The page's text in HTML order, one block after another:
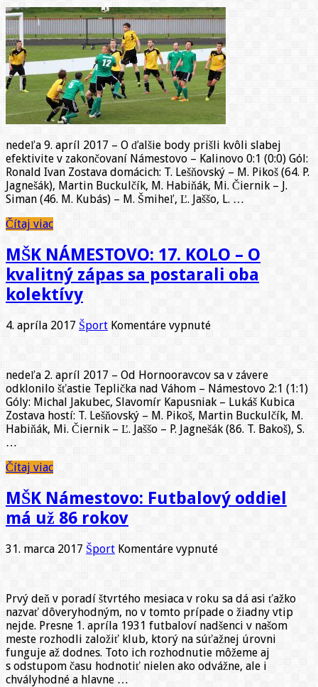
Námestovo:
kolo
–
Nečakané
domáce
zakopnutie
žlto-
čiernych
nedeľa 9. apríl 2017 – O ďalšie body prišli kvôli slabej
efektivite v zakončovaní Námestovo – Kalinovo 0:1 (0:0) Gól:
Ronald Ivan Zostava domácich: T. Lešňovský – M. Pikoš (64. P.
Jagnešák), Martin Buckulčík, M. Habiňák, Mi. Čiernik – J.
Siman (46. M. Kubás) – M. Šmiheľ, Ľ. Jaššo, L. …
Čítaj viac
MŠK NÁMESTOVO: 17. KOLO – O
kvalitný zápas sa postarali oba
kolektívy
4. apríla 2017 Šport Komentáre vypnuténa
KOLO
–
O
kvalitný
zápas
nedeľa 2. apríl 2017 – Od Hornooravcov sa v závere
odklonilo šťastie Teplička nad Váhom – Námestovo 2:1 (1:1)
Góly: Michal Jakubec, Slavomír Kapusniak – Lukáš Kubica
Zostava hostí: T. Lešňovský – M. Pikoš, Martin Buckulčík, M.
Habiňák, Mi. Čiernik – Ľ. Jaššo – P. Jagnešák (86. T. Bakoš), S.
…
Čítaj viac
MŠK Námestovo: Futbalový oddiel
má už 86 rokov
31. marca 2017 Šport Komentáre vypnuténa
oddiel
má
už
86
rokov
Prvý deň v poradí štvrtého mesiaca v roku sa dá asi ťažko
nazvať dôveryhodným, no v tomto prípade o žiadny vtip
nejde. Presne 1. apríla 1931 futbaloví nadšenci v našom
meste rozhodli založiť klub, ktorý na súťažnej úrovni
funguje až dodnes. Toto ich rozhodnutie môžeme aj
s odstupom času hodnotiť nielen ako odvážne, ale i
chvályhodné a hlavne …